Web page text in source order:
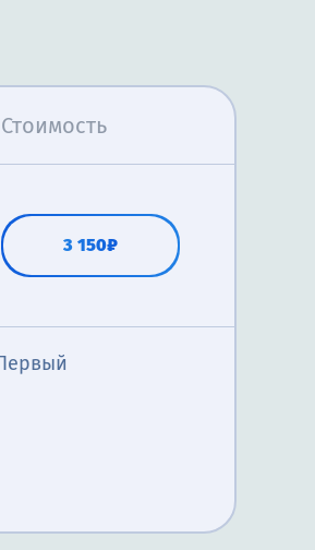
Стоимость
3 150₽